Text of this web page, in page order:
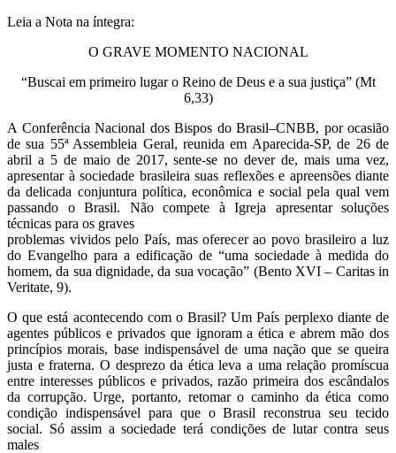
Leia a Nota na íntegra:
O GRAVE MOMENTO NACIONAL
“Buscai em primeiro lugar o Reino de Deus e a sua justiça” (Mt
6,33)
A Conferência Nacional dos Bispos do Brasil–CNBB, por ocasião
de sua 55ª Assembleia Geral, reunida em Aparecida-SP, de 26 de
abril a 5 de maio de 2017, sente-se no dever de, mais uma vez,
apresentar à sociedade brasileira suas reflexões e apreensões diante
da delicada conjuntura política, econômica e social pela qual vem
passando o Brasil. Não compete à Igreja apresentar soluções
técnicas para os graves
problemas vividos pelo País, mas oferecer ao povo brasileiro a luz
do Evangelho para a edificação de “uma sociedade à medida do
homem, da sua dignidade, da sua vocação” (Bento XVI – Caritas in
Veritate, 9).
O que está acontecendo com o Brasil? Um País perplexo diante de
agentes públicos e privados que ignoram a ética e abrem mão dos
princípios morais, base indispensável de uma nação que se queira
justa e fraterna. O desprezo da ética leva a uma relação promíscua
entre interesses públicos e privados, razão primeira dos escândalos
da corrupção. Urge, portanto, retomar o caminho da ética como
condição indispensável para que o Brasil reconstrua seu tecido
social. Só assim a sociedade terá condições de lutar contra seus
males